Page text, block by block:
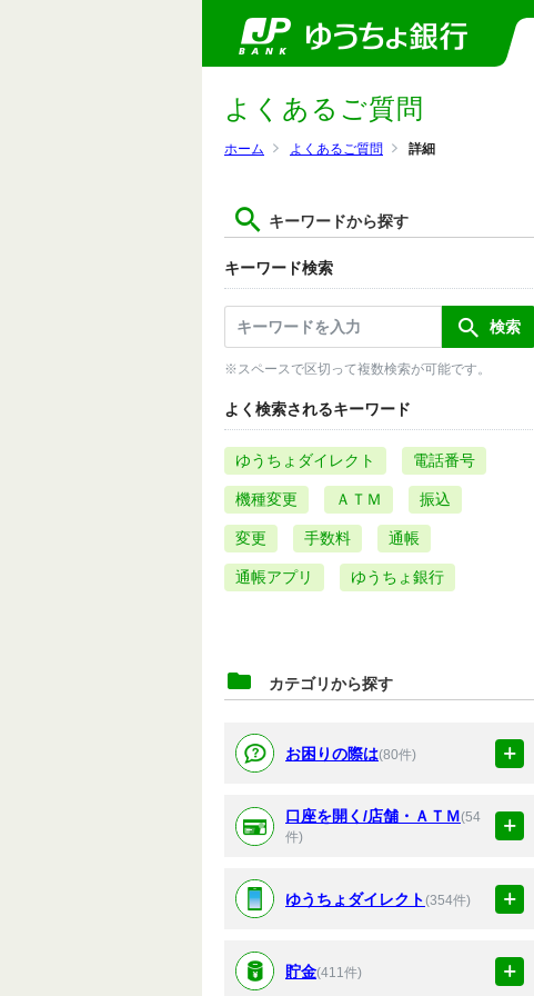
ホーム よくあるご質問 詳細
よくあるご質問
キーワードから探す
キーワード検索
※スペースで区切って複数検索が可能です。
よく検索されるキーワード
ゆうちょダイレクト 電話番号
機種変更 ＡＴＭ 振込
変更 手数料 通帳
通帳アプリ ゆうちょ銀行
カテゴリから探す
お困りの際は(80件)
口座を開く/店舗・ＡＴＭ(54
件)
ゆうちょダイレクト(354件)
貯金(411件)